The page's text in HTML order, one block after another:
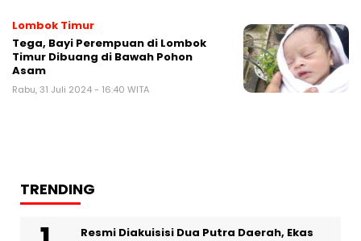
Lombok Timur
Tega, Bayi Perempuan di Lombok
Timur Dibuang di Bawah Pohon
Asam
Rabu, 31 Juli 2024 - 16:40 WITA
TRENDING
Resmi Diakuisisi Dua Putra Daerah, Ekas